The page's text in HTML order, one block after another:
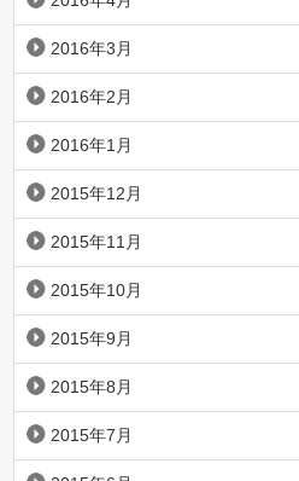
2016年3月
2016年2月
2016年1月
2015年12月
2015年11月
2015年10月
2015年9月
2015年8月
2015年7月